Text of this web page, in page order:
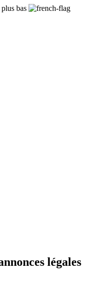
bas
légales